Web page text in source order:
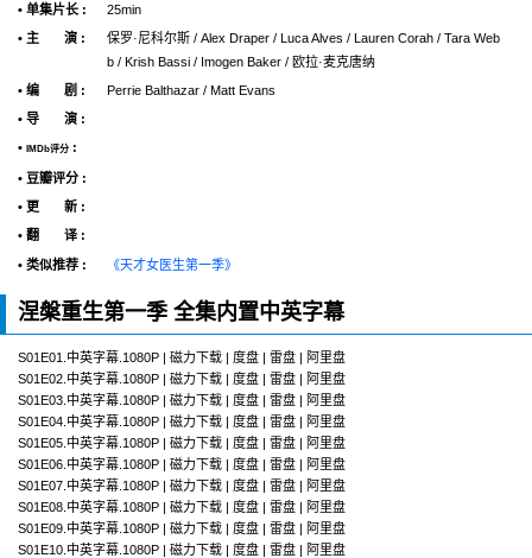
• 单集片长 :
25min
• 主 演 :
保罗·尼科尔斯 / Alex Draper / Luca Alves / Lauren Corah / Tara Web
b / Krish Bassi / Imogen Baker / 欧拉·麦克唐纳
• 编 剧 :
Perrie Balthazar / Matt Evans
• 导 演 :
•
IMDb评分 :
• 豆瓣评分 :
• 更 新 :
• 翻 译 :
• 类似推荐 : 《天才女医生第一季》
涅槃重生第一季 全集内置中英字幕
S01E01.中英字幕.1080P | 磁力下载 | 度盘 | 雷盘 | 阿里盘
S01E02.中英字幕.1080P | 磁力下载 | 度盘 | 雷盘 | 阿里盘
S01E03.中英字幕.1080P | 磁力下载 | 度盘 | 雷盘 | 阿里盘
S01E04.中英字幕.1080P | 磁力下载 | 度盘 | 雷盘 | 阿里盘
S01E05.中英字幕.1080P | 磁力下载 | 度盘 | 雷盘 | 阿里盘
S01E06.中英字幕.1080P | 磁力下载 | 度盘 | 雷盘 | 阿里盘
S01E07.中英字幕.1080P | 磁力下载 | 度盘 | 雷盘 | 阿里盘
S01E08.中英字幕.1080P | 磁力下载 | 度盘 | 雷盘 | 阿里盘
S01E09.中英字幕.1080P | 磁力下载 | 度盘 | 雷盘 | 阿里盘
S01E10.中英字幕.1080P | 磁力下载 | 度盘 | 雷盘 | 阿里盘